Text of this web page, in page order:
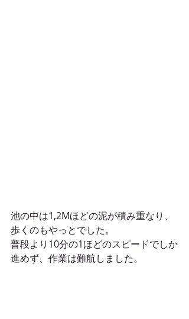
池の中は1,2Mほどの泥が積み重なり、
歩くのもやっとでした。
普段より10分の1ほどのスピードでしか
進めず、作業は難航しました。